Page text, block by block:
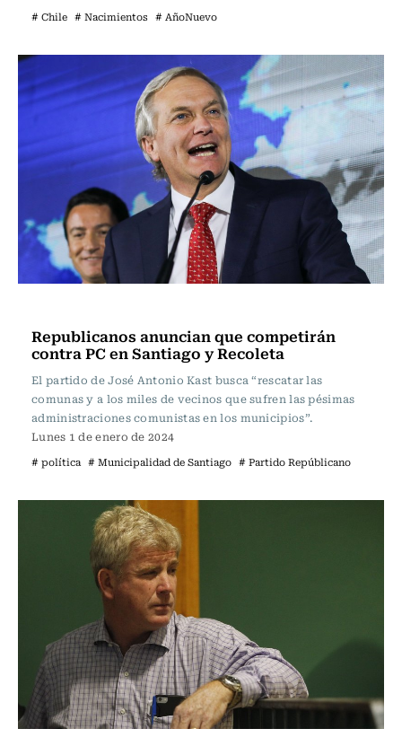
# Chile # Nacimientos # AñoNuevo
Republicanos anuncian que competirán
contra PC en Santiago y Recoleta
El partido de José Antonio Kast busca “rescatar las
comunas y a los miles de vecinos que sufren las pésimas
administraciones comunistas en los municipios”.
Lunes 1 de enero de 2024
# política # Municipalidad de Santiago # Partido Repúblicano